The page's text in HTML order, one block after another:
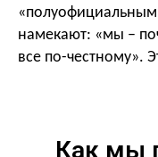
намекают: «мы –
все по-честному».
Как мы